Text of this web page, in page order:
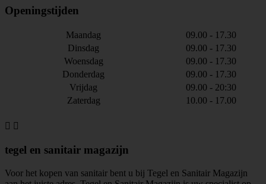
Openingstijden
Maandag
09.00 - 17.30
Dinsdag
09.00 - 17.30
Woensdag
09.00 - 17.30
Donderdag
09.00 - 17.30
Vrijdag
09.00 - 20:30
Zaterdag
10.00 - 17.00
 
tegel en sanitair magazijn
Voor het kopen van sanitair bent u bij Tegel en Sanitair Magazijn